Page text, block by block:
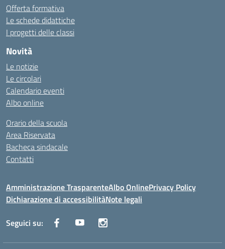
Offerta formativa
Le schede didattiche
I progetti delle classi
Novità
Le notizie
Le circolari
Calendario eventi
Albo online
Orario della scuola
Area Riservata
Bacheca sindacale
Contatti
Amministrazione TrasparenteAlbo OnlinePrivacy Policy
Dichiarazione di accessibilitàNote legali
Seguici su: